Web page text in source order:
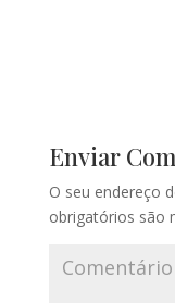
Enviar
O seu endereço
obrigatórios são